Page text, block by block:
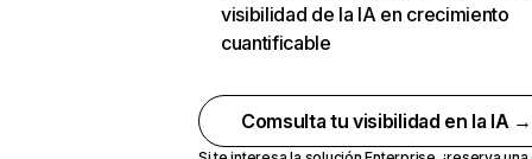
visibilidad de la IA en crecimiento
cuantificable
Comsulta tu visibilidad en la IA →